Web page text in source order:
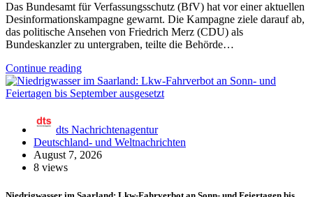
Das Bundesamt für Verfassungsschutz (BfV) hat vor einer aktuellen
Desinformationskampagne gewarnt. Die Kampagne ziele darauf ab,
das politische Ansehen von Friedrich Merz (CDU) als
Bundeskanzler zu untergraben, teilte die Behörde…
Continue reading
dts Nachrichtenagentur
Deutschland- und Weltnachrichten
August 7, 2026
8 views